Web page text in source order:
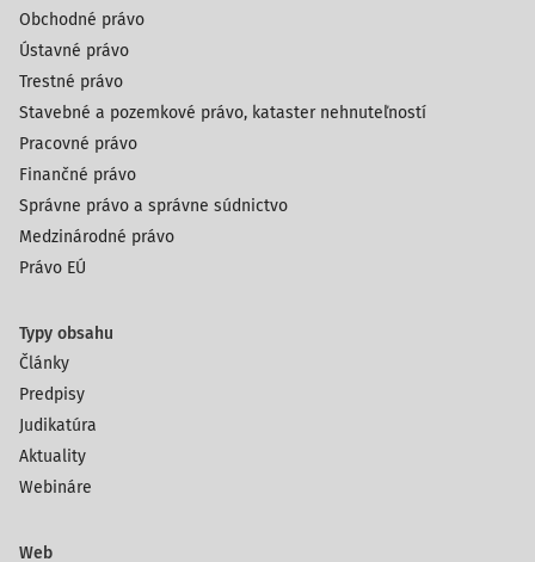
Obchodné právo
Ústavné právo
Trestné právo
Stavebné a pozemkové právo, kataster nehnuteľností
Pracovné právo
Finančné právo
Správne právo a správne súdnictvo
Medzinárodné právo
Právo EÚ
Typy obsahu
Články
Predpisy
Judikatúra
Aktuality
Webináre
Web